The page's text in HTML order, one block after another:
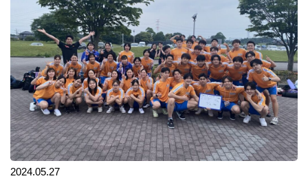
2024.05.27